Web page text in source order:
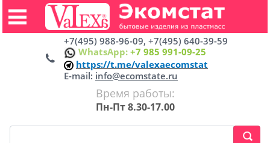
+7(495) 988-96-09, +7(495) 640-39-59
WhatsApp: +7 985 991-09-25
https://t.me/valexaecomstat
E-mail: info@ecomstate.ru
Время работы:
Пн-Пт 8.30-17.00